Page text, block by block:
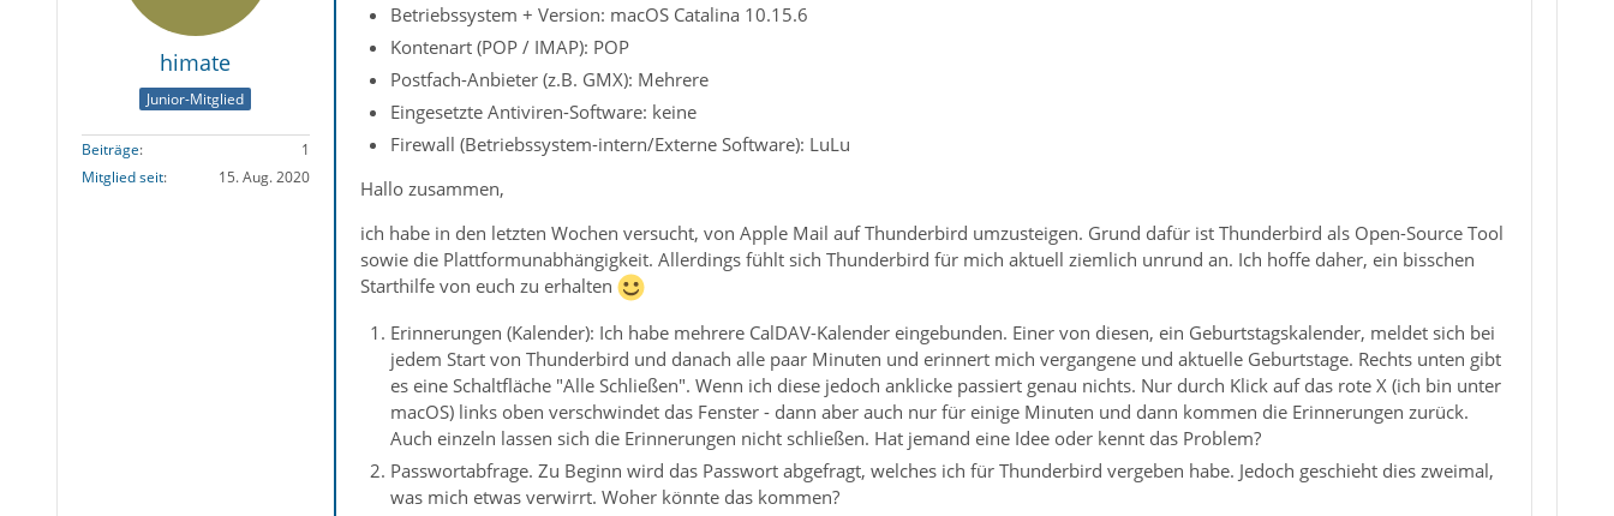
himate
Junior-Mitglied
Beiträge
1
Mitglied seit
15. Aug. 2020
Betriebssystem + Version: macOS Catalina 10.15.6
Kontenart (POP / IMAP): POP
Postfach-Anbieter (z.B. GMX): Mehrere
Eingesetzte Antiviren-Software: keine
Firewall (Betriebssystem-intern/Externe Software): LuLu
Hallo zusammen,
ich habe in den letzten Wochen versucht, von Apple Mail auf Thunderbird umzusteigen. Grund dafür ist Thunderbird als Open-Source Tool
sowie die Plattformunabhängigkeit. Allerdings fühlt sich Thunderbird für mich aktuell ziemlich unrund an. Ich hoffe daher, ein bisschen
Starthilfe von euch zu erhalten
Erinnerungen (Kalender): Ich habe mehrere CalDAV-Kalender eingebunden. Einer von diesen, ein Geburtstagskalender, meldet sich bei
jedem Start von Thunderbird und danach alle paar Minuten und erinnert mich vergangene und aktuelle Geburtstage. Rechts unten gibt
es eine Schaltfläche "Alle Schließen". Wenn ich diese jedoch anklicke passiert genau nichts. Nur durch Klick auf das rote X (ich bin unter
macOS) links oben verschwindet das Fenster - dann aber auch nur für einige Minuten und dann kommen die Erinnerungen zurück.
Auch einzeln lassen sich die Erinnerungen nicht schließen. Hat jemand eine Idee oder kennt das Problem?
Passwortabfrage. Zu Beginn wird das Passwort abgefragt, welches ich für Thunderbird vergeben habe. Jedoch geschieht dies zweimal,
was mich etwas verwirrt. Woher könnte das kommen?